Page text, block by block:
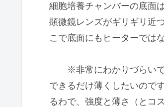
細胞培養チャンバーの底面
顕微鏡レンズがギリギリ近
こで底面にもヒーターでは
※非常にわかりづらいで
できるだけ薄くしたいので
るわで、強度と薄さ（とコ